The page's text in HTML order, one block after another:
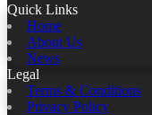
Quick Links
Home
About Us
News
Legal
Terms & Conditions
Privacy Policy